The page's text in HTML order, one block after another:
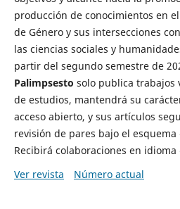
producción de conocimientos en
de Género y sus intersecciones
las ciencias sociales y
partir del segundo semestre de
Palimpsesto solo publica trabajos
de estudios, mantendrá su
acceso abierto, y sus artículos
revisión de pares bajo el esquema
Recibirá colaboraciones en
Ver revista
Número actual